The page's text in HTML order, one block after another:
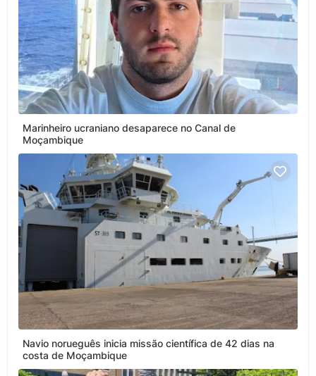
Marinheiro ucraniano desaparece no Canal de
Moçambique
Navio norueguês inicia missão científica de 42 dias na
costa de Moçambique